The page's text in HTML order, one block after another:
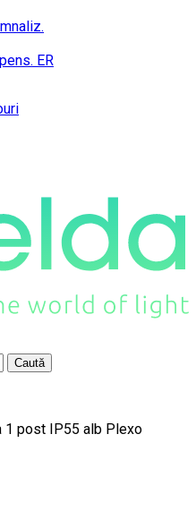
ER
Caută
1 post IP55 alb Plexo